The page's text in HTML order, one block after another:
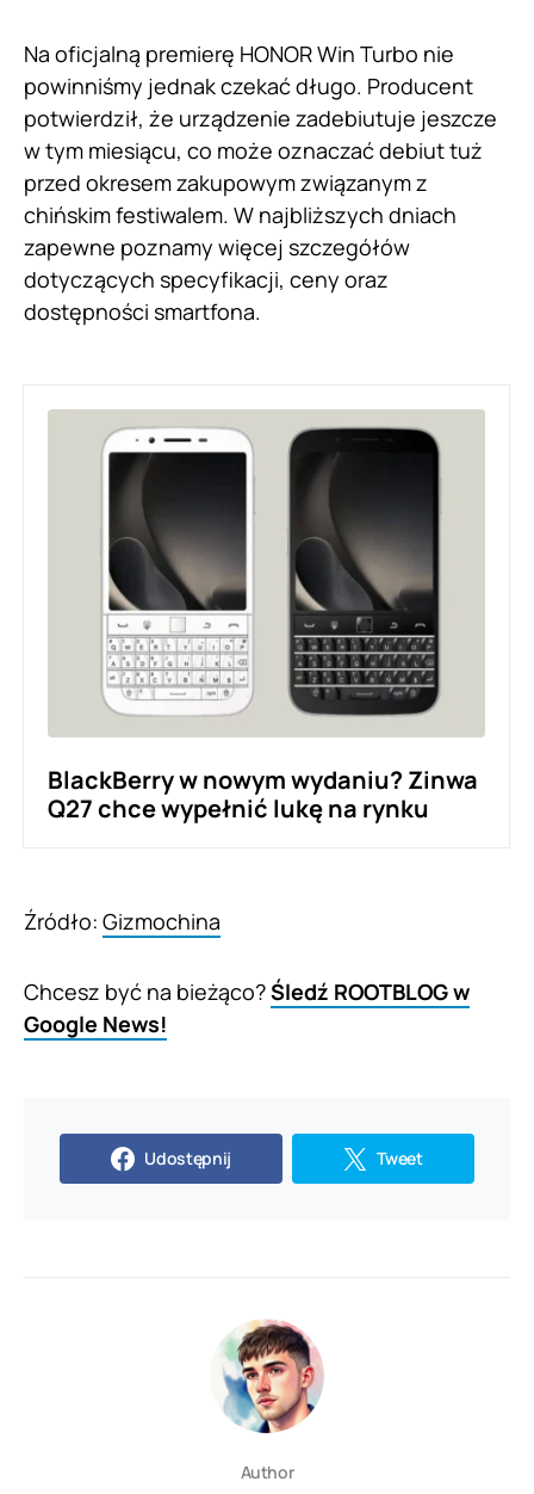
Na oficjalną premierę HONOR Win Turbo nie
powinniśmy jednak czekać długo. Producent
potwierdził, że urządzenie zadebiutuje jeszcze
w tym miesiącu, co może oznaczać debiut tuż
przed okresem zakupowym związanym z
chińskim festiwalem. W najbliższych dniach
zapewne poznamy więcej szczegółów
dotyczących specyfikacji, ceny oraz
dostępności smartfona.
BlackBerry w nowym wydaniu? Zinwa
Q27 chce wypełnić lukę na rynku
Źródło: Gizmochina
Chcesz być na bieżąco?Śledź ROOTBLOG w
Google News!
Udostępnij Tweet
Author